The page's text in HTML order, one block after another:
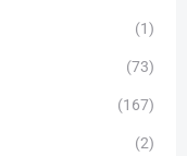
(1)
(73)
(167)
(2)